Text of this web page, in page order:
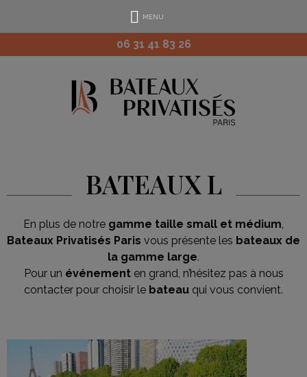
MENU
06 31 41 83 26
BATEAUX L
En plus de notre gamme taille small et médium
Bateaux Privatisés Paris vous présente les bateaux de
la gamme large.
Pour un événementen grand, n’hésitez pas à nous
contacter pour choisir le bateau qui vous convient.